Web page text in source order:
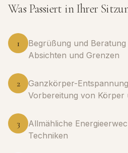
Was Passiert in Ihrer
1
Begrüßung und
Absichten und Grenzen
2
Ganzkörper-
Vorbereitung von Körper
3
Allmähliche
Techniken